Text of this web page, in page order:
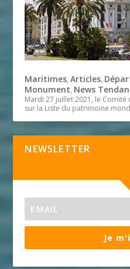
Maritimes,Articles,
Monument, News
Mardi 27 juillet 2021, le
sur la Liste du patrimoine
NEWSLETTER
Je